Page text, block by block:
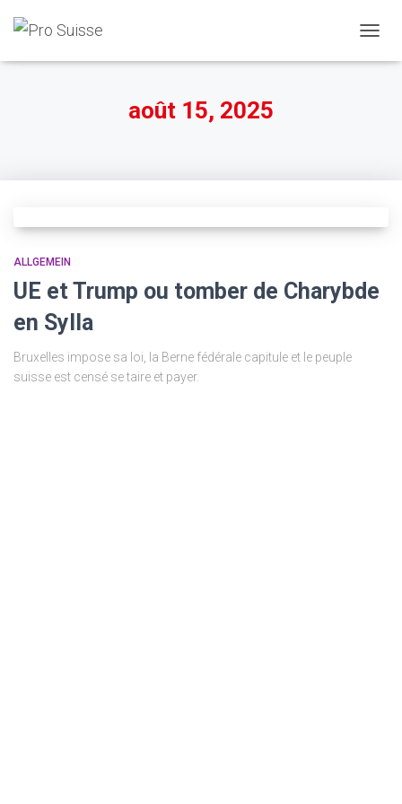
LA
août 15, 2025
ALLGEMEIN
UE et Trump ou tomber de Charybde
en Sylla
Bruxelles impose sa loi, la Berne fédérale capitule et le peuple
suisse est censé se taire et payer.